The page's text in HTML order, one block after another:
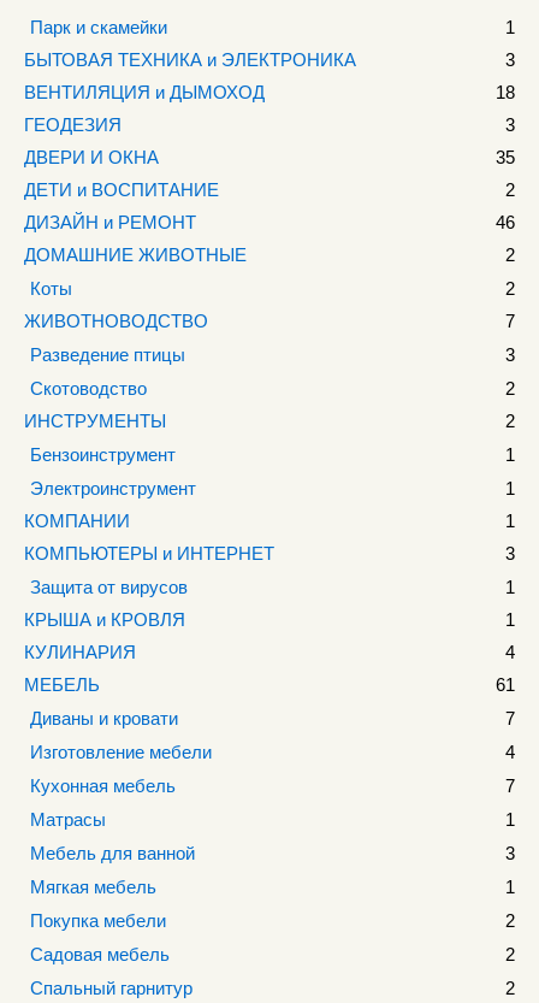
Парк и скамейки
1
БЫТОВАЯ ТЕХНИКА и ЭЛЕКТРОНИКА
3
ВЕНТИЛЯЦИЯ и ДЫМОХОД
18
ГЕОДЕЗИЯ
3
ДВЕРИ И ОКНА
35
ДЕТИ и ВОСПИТАНИЕ
2
ДИЗАЙН и РЕМОНТ
46
ДОМАШНИЕ ЖИВОТНЫЕ
2
Коты
2
ЖИВОТНОВОДСТВО
7
Разведение птицы
3
Скотоводство
2
ИНСТРУМЕНТЫ
2
Бензоинструмент
1
Электроинструмент
1
КОМПАНИИ
1
КОМПЬЮТЕРЫ и ИНТЕРНЕТ
3
Защита от вирусов
1
КРЫША и КРОВЛЯ
1
КУЛИНАРИЯ
4
МЕБЕЛЬ
61
Диваны и кровати
7
Изготовление мебели
4
Кухонная мебель
7
Матрасы
1
Мебель для ванной
3
Мягкая мебель
1
Покупка мебели
2
Садовая мебель
2
Спальный гарнитур
2